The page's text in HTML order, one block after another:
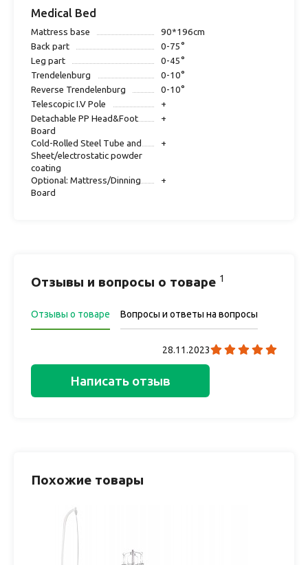
Medical Bed
Mattress base
90*196cm
Back part
0-75°
Leg part
0-45°
Trendelenburg
0-10°
Reverse Trendelenburg
0-10°
Telescopic I.V Pole
+
Detachable PP Head&Foot
Board
+
Cold-Rolled Steel Tube and
Sheet/electrostatic powder
coating
+
Optional: Mattress/Dinning
Board
+
Отзывы и вопросы о товаре 1
Отзывы о товаре Вопросы и ответы на вопросы
28.11.2023
Написать отзыв
Похожие товары